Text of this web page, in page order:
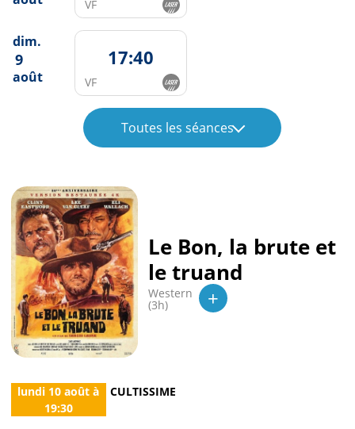
VF
dim.
9
août
17:40
VF
Toutes les séances
Le Bon, la brute et
le truand
Western
(3h) +
lundi 10 août à
19:30
CULTISSIME